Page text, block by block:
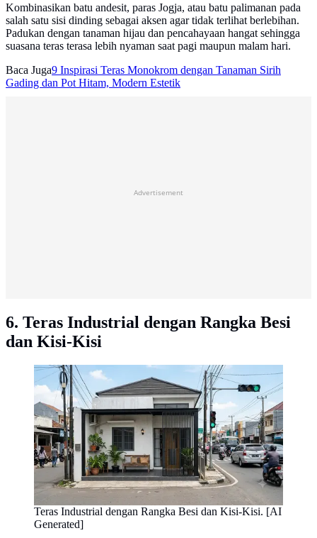
Kombinasikan batu andesit, paras Jogja, atau batu palimanan pada
salah satu sisi dinding sebagai aksen agar tidak terlihat berlebihan.
Padukan dengan tanaman hijau dan pencahayaan hangat sehingga
suasana teras terasa lebih nyaman saat pagi maupun malam hari.
Baca Juga9 Inspirasi Teras Monokrom dengan Tanaman Sirih
Gading dan Pot Hitam, Modern Estetik
Advertisement
6. Teras Industrial dengan Rangka Besi
dan Kisi-Kisi
Teras Industrial dengan Rangka Besi dan Kisi-Kisi. [AI
Generated]